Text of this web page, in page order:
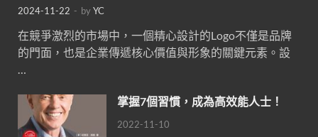
2024-11-22 - byYC
在競爭激烈的市場中，一個精心設計的Logo不僅是品牌
的門面，也是企業傳遞核心價值與形象的關鍵元素。設
掌握7個習慣，成為高效能人士！
2022-11-10